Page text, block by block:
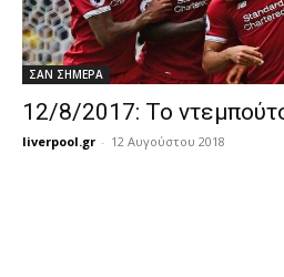
ΣΑΝ ΣΗΜΕΡΑ
12/8/2017: Το
liverpool.gr - 12 Αυγούστου 2018